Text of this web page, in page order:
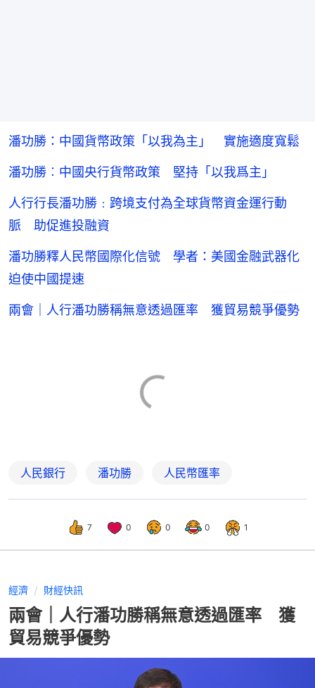
潘功勝：中國貨幣政策「以我為主」 實施適度寬鬆
潘功勝︰中國央行貨幣政策 堅持「以我爲主」
人行行長潘功勝﹕跨境支付為全球貨幣資金運行動
脈 助促進投融資
潘功勝釋人民幣國際化信號 學者：美國金融武器化
迫使中國提速
兩會｜人行潘功勝稱無意透過匯率 獲貿易競爭優勢
人民銀行 潘功勝 人民幣匯率
7 0 0 0 1
經濟 財經快訊
兩會｜人行潘功勝稱無意透過匯率 獲
貿易競爭優勢